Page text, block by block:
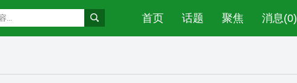
首页 话题 聚焦 消息(0)